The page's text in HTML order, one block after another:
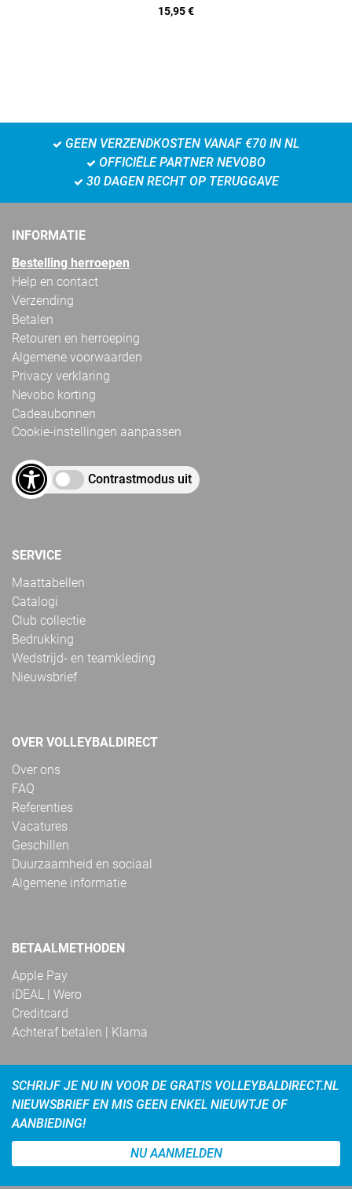
15,95€
GEEN VERZENDKOSTEN VANAF €70 IN NL
OFFICIËLE PARTNER NEVOBO
30 DAGEN RECHT OP TERUGGAVE
INFORMATIE
Bestelling herroepen
Help en contact
Verzending
Betalen
Retouren en herroeping
Algemene voorwaarden
Privacy verklaring
Nevobo korting
Cadeaubonnen
Cookie-instellingen aanpassen
Contrastmodus uit
SERVICE
Maattabellen
Catalogi
Club collectie
Bedrukking
Wedstrijd- en teamkleding
Nieuwsbrief
OVER VOLLEYBALDIRECT
Over ons
FAQ
Referenties
Vacatures
Geschillen
Duurzaamheid en sociaal
Algemene informatie
BETAALMETHODEN
Apple Pay
iDEAL | Wero
Creditcard
Achteraf betalen | Klarna
SCHRIJF JE NU IN VOOR DE GRATIS VOLLEYBALDIRECT.NL
NIEUWSBRIEF EN MIS GEEN ENKEL NIEUWTJE OF
AANBIEDING!
NU AANMELDEN